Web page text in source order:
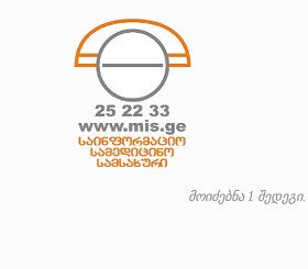
მოიძებნა 1 შედეგი.